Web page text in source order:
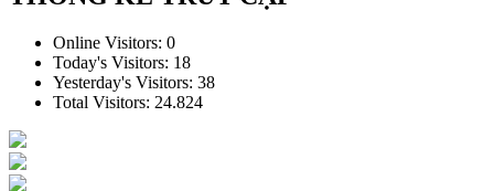
Online Visitors: 0
Today's Visitors: 18
Yesterday's Visitors: 38
Total Visitors: 24.824